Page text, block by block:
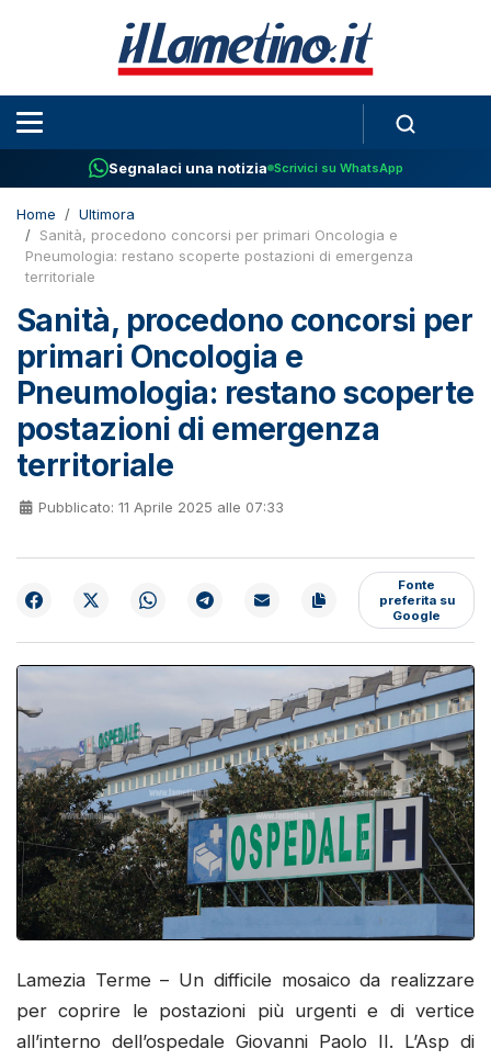
Segnalaci una notizia Scrivici su WhatsApp
Home
Ultimora
Sanità, procedono concorsi per primari Oncologia e
Pneumologia: restano scoperte postazioni di emergenza
territoriale
Sanità, procedono concorsi per
primari Oncologia e
Pneumologia: restano scoperte
postazioni di emergenza
territoriale
Pubblicato: 11 Aprile 2025 alle 07:33
Fonte
preferita su
Google
Lamezia Terme – Un difficile mosaico da realizzare
per coprire le postazioni più urgenti e di vertice
all’interno dell’ospedale Giovanni Paolo II. L’Asp di